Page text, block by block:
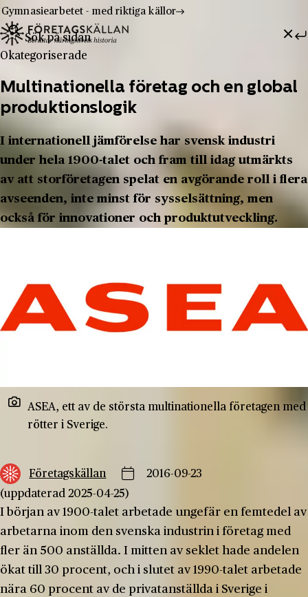
Hoppa till innehåll
Till innehåll
Gymnasiearbetet - med riktiga källor
Sök efter:
Okategoriserade
Multinationella företag och en global
produktionslogik
I internationell jämförelse har svensk industri
under hela 1900-talet och fram till idag utmärkts
av att storföretagen spelat en avgörande roll i flera
avseenden, inte minst för sysselsättning, men
också för innovationer och produktutveckling.
ASEA, ett av de största multinationella företagen med
rötter i Sverige.
Företagskällan
2016-09-23
(uppdaterad 2025-04-25)
I början av 1900-talet arbetade ungefär en femtedel av
arbetarna inom den svenska industrin i företag med
fler än 500 anställda. I mitten av seklet hade andelen
ökat till 30 procent, och i slutet av 1990-talet arbetade
nära 60 procent av de privatanställda i Sverige i